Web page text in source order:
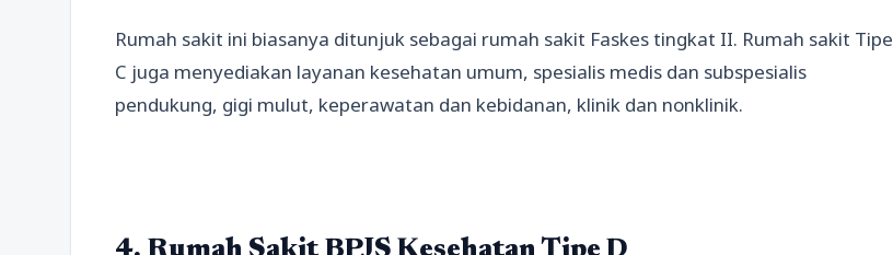
Rumah sakit ini biasanya ditunjuk sebagai rumah sakit Faskes tingkat II. Rumah sakit Tipe
C juga menyediakan layanan kesehatan umum, spesialis medis dan subspesialis
pendukung, gigi mulut, keperawatan dan kebidanan, klinik dan nonklinik.